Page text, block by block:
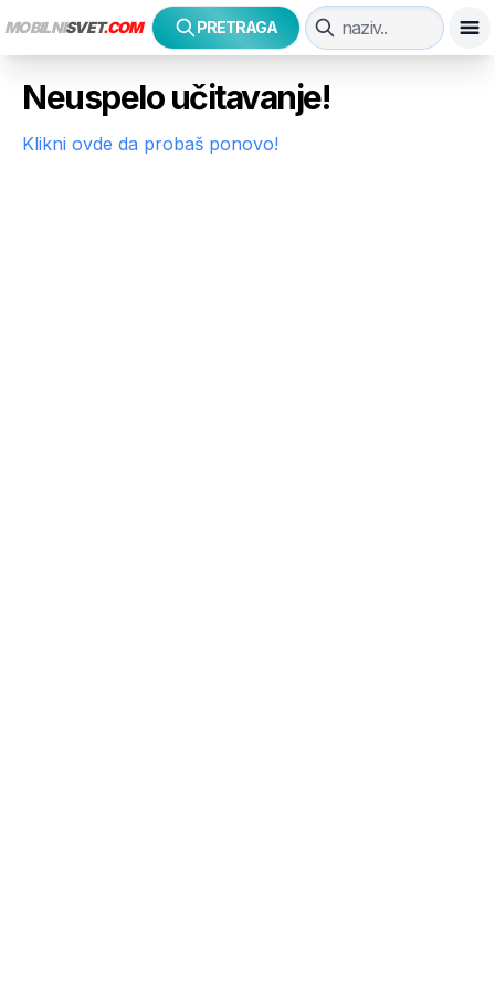
MOBILNISVET.COM PRETRAGA
Neuspelo učitavanje!
Klikni ovde da probaš ponovo!